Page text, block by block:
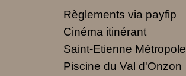
Règlements via payfip
Cinéma itinérant
Saint-Etienne Métropole
Piscine du Val d'Onzon